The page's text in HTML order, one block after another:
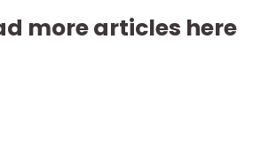
more articles here